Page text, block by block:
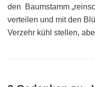
den Baumstamm
verteilen und mit den
Verzehr kühl stellen,